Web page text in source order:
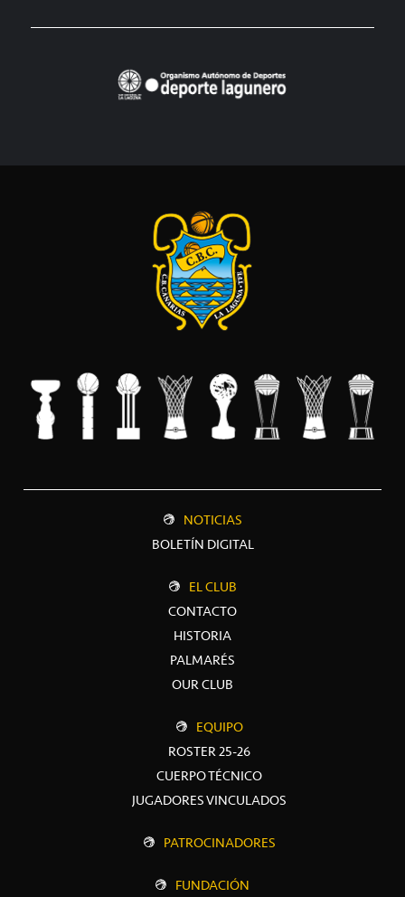
NOTICIAS
BOLETÍN DIGITAL
EL CLUB
CONTACTO
HISTORIA
PALMARÉS
OUR CLUB
EQUIPO
ROSTER 25-26
CUERPO TÉCNICO
JUGADORES VINCULADOS
PATROCINADORES
FUNDACIÓN